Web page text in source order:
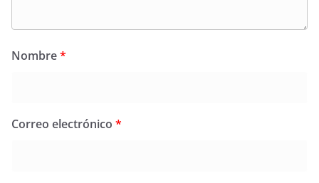
Nombre*
Correo electrónico *